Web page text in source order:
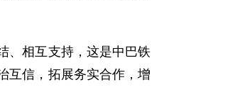
、相互支持，这是中巴铁
互信，拓展务实合作，增